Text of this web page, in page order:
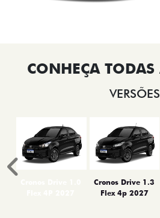
VERSÕES
Cronos Drive 1.3
Flex 4p 2027
Anterior